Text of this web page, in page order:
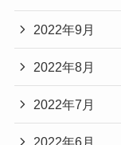
2022年9月
2022年8月
2022年7月
2022年6月